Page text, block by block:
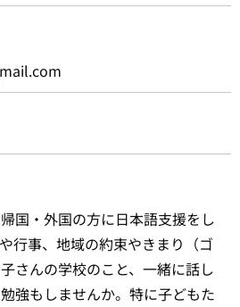
国・外国の方に日本語支援をし
行事、地域の約束やきまり（ゴ
さんの学校のこと、一緒に話し
強もしませんか。特に子どもた